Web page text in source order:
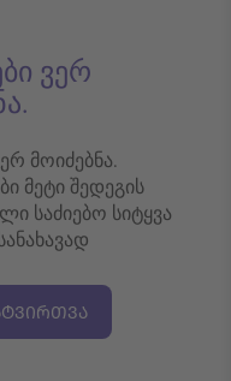
ვერ
მოიძებნა.
მეტი შედეგის
საძიებო სიტყვა